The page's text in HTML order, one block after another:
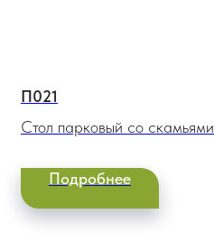
П021
Стол парковый со скамьями
Подробнее